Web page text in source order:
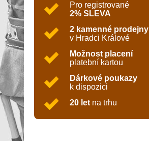
Pro registrované
2% SLEVA
2 kamenné prodejny
v Hradci Králové
Možnost placení
platební kartou
Dárkové poukazy
k dispozici
20 let na trhu